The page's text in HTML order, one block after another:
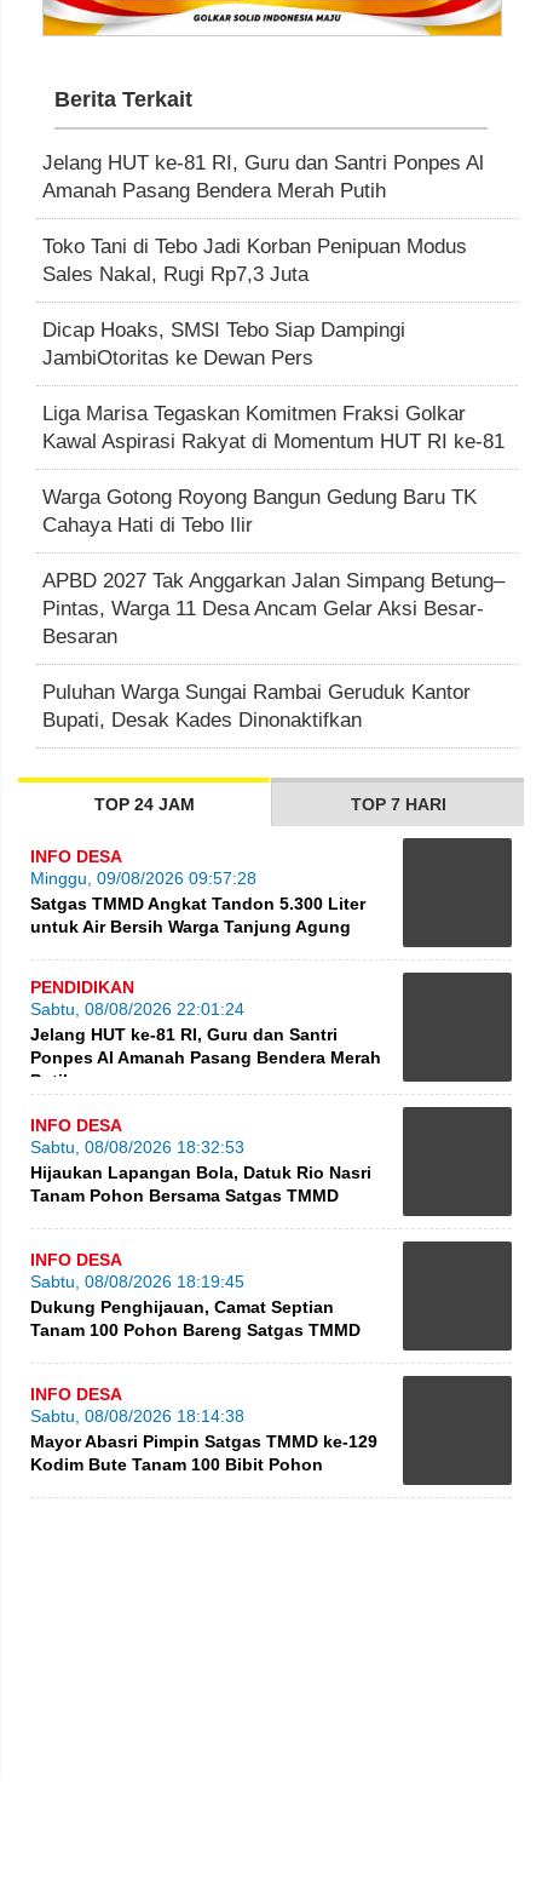
Berita Terkait
Jelang HUT ke-81 RI, Guru dan Santri Ponpes Al
Amanah Pasang Bendera Merah Putih
Toko Tani di Tebo Jadi Korban Penipuan Modus
Sales Nakal, Rugi Rp7,3 Juta
Dicap Hoaks, SMSI Tebo Siap Dampingi
JambiOtoritas ke Dewan Pers
Liga Marisa Tegaskan Komitmen Fraksi Golkar
Kawal Aspirasi Rakyat di Momentum HUT RI ke-81
Warga Gotong Royong Bangun Gedung Baru TK
Cahaya Hati di Tebo Ilir
APBD 2027 Tak Anggarkan Jalan Simpang Betung–
Pintas, Warga 11 Desa Ancam Gelar Aksi Besar-
Besaran
Puluhan Warga Sungai Rambai Geruduk Kantor
Bupati, Desak Kades Dinonaktifkan
TOP 24 JAM TOP 7 HARI
INFO DESA
Minggu, 09/08/2026 09:57:28
Satgas TMMD Angkat Tandon 5.300 Liter
untuk Air Bersih Warga Tanjung Agung
PENDIDIKAN
Sabtu, 08/08/2026 22:01:24
Jelang HUT ke-81 RI, Guru dan Santri
Ponpes Al Amanah Pasang Bendera Merah
Putih
INFO DESA
Sabtu, 08/08/2026 18:32:53
Hijaukan Lapangan Bola, Datuk Rio Nasri
Tanam Pohon Bersama Satgas TMMD
INFO DESA
Sabtu, 08/08/2026 18:19:45
Dukung Penghijauan, Camat Septian
Tanam 100 Pohon Bareng Satgas TMMD
INFO DESA
Sabtu, 08/08/2026 18:14:38
Mayor Abasri Pimpin Satgas TMMD ke-129
Kodim Bute Tanam 100 Bibit Pohon